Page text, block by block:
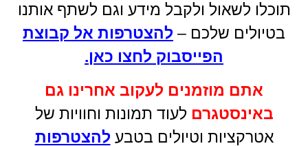
תוכלו לשאול ולקבל מידע וגם לשתף אותנו
בטיולים שלכם – להצטרפות אל קבוצת
הפייסבוק לחצו כאן.
אתם מוזמנים לעקוב אחרינו גם
באינסטגרם לעוד תמונות וחוויות של
אטרקציות וטיולים בטבע להצטרפות